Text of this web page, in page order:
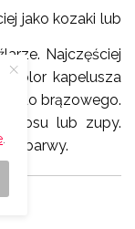
jako kozaki lub
Najczęściej
kolor kapelusza
do brązowego.
sosu lub zupy.
barwy.